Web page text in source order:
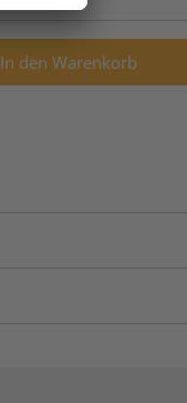
In den Warenkorb